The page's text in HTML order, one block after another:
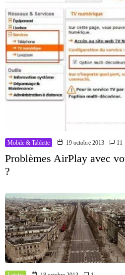
Mobile & Tablette 19 octobre 2013 11
Problèmes AirPlay avec
?